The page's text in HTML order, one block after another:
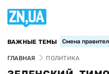
ВАЖНЫЕ ТЕМЫ Смена
ГЛАВНАЯ ПОЛИТИКА